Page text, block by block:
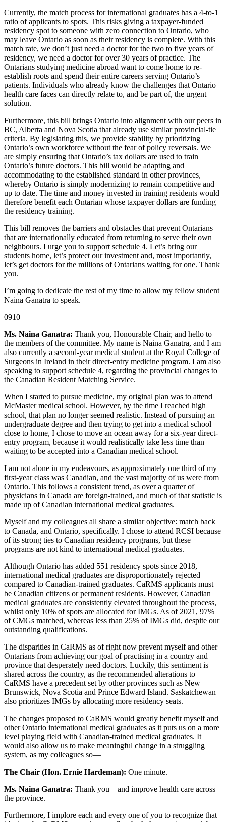
Currently, the match process for international graduates has a 4-to-1
ratio of applicants to spots. This risks giving a taxpayer-funded
residency spot to someone with zero connection to Ontario, who
may leave Ontario as soon as their residency is complete. With this
match rate, we don’t just need a doctor for the two to five years of
residency, we need a doctor for over 30 years of practice. The
Ontarians studying medicine abroad want to come home to re-
establish roots and spend their entire careers serving Ontario’s
patients. Individuals who already know the challenges that Ontario
health care faces can directly relate to, and be part of, the urgent
solution.
Furthermore, this bill brings Ontario into alignment with our peers in
BC, Alberta and Nova Scotia that already use similar provincial-tie
criteria. By legislating this, we provide stability by prioritizing
Ontario’s own workforce without the fear of policy reversals. We
are simply ensuring that Ontario’s tax dollars are used to train
Ontario’s future doctors. This bill would be adapting and
accommodating to the established standard in other provinces,
whereby Ontario is simply modernizing to remain competitive and
up to date. The time and money invested in training residents would
therefore benefit each Ontarian whose taxpayer dollars are funding
the residency training.
This bill removes the barriers and obstacles that prevent Ontarians
that are internationally educated from returning to serve their own
neighbours. I urge you to support schedule 4. Let’s bring our
students home, let’s protect our investment and, most importantly,
let’s get doctors for the millions of Ontarians waiting for one. Thank
you.
I’m going to dedicate the rest of my time to allow my fellow student
Naina Ganatra to speak.
0910
Ms. Naina Ganatra: Thank you, Honourable Chair, and hello to
the members of the committee. My name is Naina Ganatra, and I am
also currently a second-year medical student at the Royal College of
Surgeons in Ireland in their direct-entry medicine program. I am also
speaking to support schedule 4, regarding the provincial changes to
the Canadian Resident Matching Service.
When I started to pursue medicine, my original plan was to attend
McMaster medical school. However, by the time I reached high
school, that plan no longer seemed realistic. Instead of pursuing an
undergraduate degree and then trying to get into a medical school
close to home, I chose to move an ocean away for a six-year direct-
entry program, because it would realistically take less time than
waiting to be accepted into a Canadian medical school.
I am not alone in my endeavours, as approximately one third of my
first-year class was Canadian, and the vast majority of us were from
Ontario. This follows a consistent trend, as over a quarter of
physicians in Canada are foreign-trained, and much of that statistic is
made up of Canadian international medical graduates.
Myself and my colleagues all share a similar objective: match back
to Canada, and Ontario, specifically. I chose to attend RCSI because
of its strong ties to Canadian residency programs, but these
programs are not kind to international medical graduates.
Although Ontario has added 551 residency spots since 2018,
international medical graduates are disproportionately rejected
compared to Canadian-trained graduates. CaRMS applicants must
be Canadian citizens or permanent residents. However, Canadian
medical graduates are consistently elevated throughout the process,
whilst only 10% of spots are allocated for IMGs. As of 2021, 97%
of CMGs matched, whereas less than 25% of IMGs did, despite our
outstanding qualifications.
The disparities in CaRMS as of right now prevent myself and other
Ontarians from achieving our goal of practising in a country and
province that desperately need doctors. Luckily, this sentiment is
shared across the country, as the recommended alterations to
CaRMS have a precedent set by other provinces such as New
Brunswick, Nova Scotia and Prince Edward Island. Saskatchewan
also prioritizes IMGs by allocating more residency seats.
The changes proposed to CaRMS would greatly benefit myself and
other Ontario international medical graduates as it puts us on a more
level playing field with Canadian-trained medical graduates. It
would also allow us to make meaningful change in a struggling
system, as my colleagues so—
The Chair (Hon. Ernie Hardeman): One minute.
Ms. Naina Ganatra: Thank you—and improve health care across
the province.
Furthermore, I implore each and every one of you to recognize that